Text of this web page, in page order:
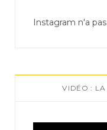
Instagram n'a
VIDÉO : LA